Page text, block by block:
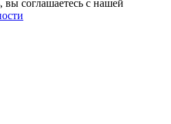
соглашаетесь с нашей